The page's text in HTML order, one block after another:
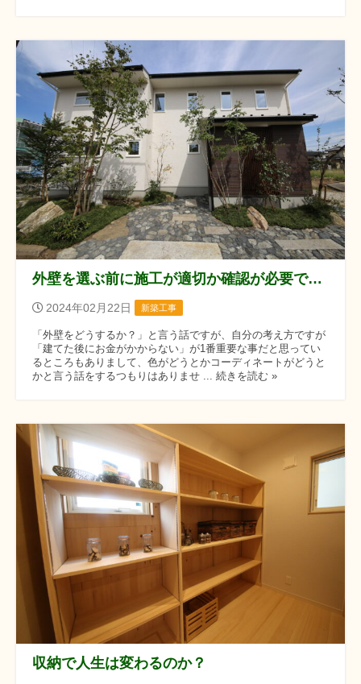
外壁を選ぶ前に施工が適切か確認が必要ですね
2024年02月22日 新築工事
「外壁をどうするか？」と言う話ですが、自分の考え方ですが
「建てた後にお金がかからない」が1番重要な事だと思ってい
るところもありまして、色がどうとかコーディネートがどうと
かと言う話をするつもりはありませ ... 続きを読む »
収納で人生は変わるのか？